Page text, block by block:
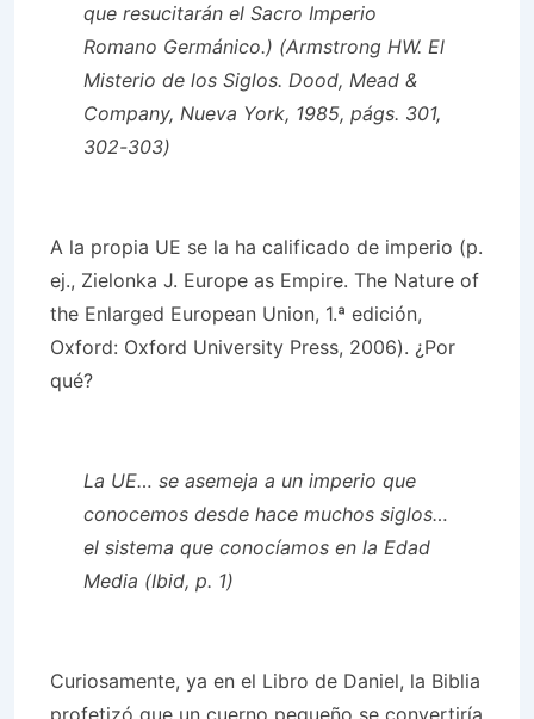
que resucitarán el Sacro Imperio
Romano Germánico.) (Armstrong HW. El
Misterio de los Siglos. Dood, Mead &
Company, Nueva York, 1985, págs. 301,
302-303)
A la propia UE se la ha calificado de imperio (p.
ej., Zielonka J. Europe as Empire. The Nature of
the Enlarged European Union, 1.ª edición,
Oxford: Oxford University Press, 2006). ¿Por
qué?
La UE… se asemeja a un imperio que
conocemos desde hace muchos siglos…
el sistema que conocíamos en la Edad
Media (Ibid, p. 1)
Curiosamente, ya en el Libro de Daniel, la Biblia
profetizó que un cuerno pequeño se convertiría